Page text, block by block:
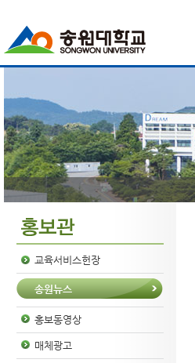
교육서비스헌장
송원뉴스
홍보동영상
매체광고